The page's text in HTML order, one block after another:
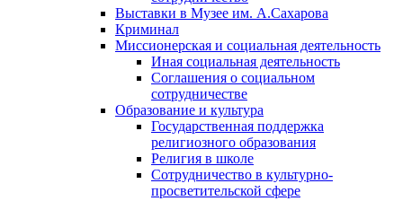
Выставки в Музее им. А.Сахарова
Криминал
Миссионерская и социальная деятельность
Иная социальная деятельность
Соглашения о социальном
сотрудничестве
Образование и культура
Государственная поддержка
религиозного образования
Религия в школе
Сотрудничество в культурно-
просветительской сфере